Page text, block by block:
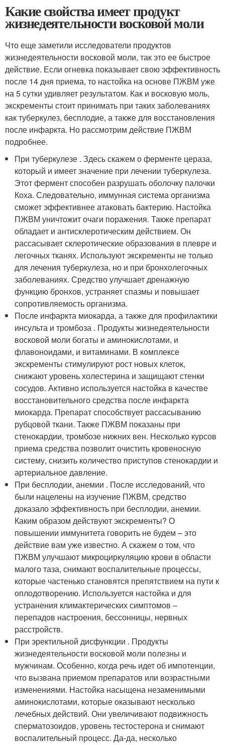
Какие свойства имеет продукт
жизнедеятельности восковой моли
Что еще заметили исследователи продуктов
жизнедеятельности восковой моли, так это ее быстрое
действие. Если огневка показывает свою эффективность
после 14 дня приема, то настойка на основе ПЖВМ уже
на 5 сутки удивляет результатом. Как и восковую моль,
экскременты стоит принимать при таких заболеваниях
как туберкулез, бесплодие, а также для восстановления
после инфаркта. Но рассмотрим действие ПЖВМ
подробнее.
При туберкулезе . Здесь скажем о ферменте цераза,
который и имеет значение при лечении туберкулеза.
Этот фермент способен разрушать оболочку палочки
Коха. Следовательно, иммунная система организма
сможет эффективнее атаковать бактерию. Настойка
ПЖВМ уничтожит очаги поражения. Также препарат
обладает и антисклеротическим действием. Он
рассасывает склеротические образования в плевре и
легочных тканях. Используют экскременты не только
для лечения туберкулеза, но и при бронхолегочных
заболеваниях. Средство улучшает дренажную
функцию бронхов, устраняет спазмы и повышает
сопротивляемость организма.
После инфаркта миокарда, а также для профилактики
инсульта и тромбоза . Продукты жизнедеятельности
восковой моли богаты и аминокислотами, и
флавоноидами, и витаминами. В комплексе
экскременты стимулируют рост новых клеток,
снижают уровень холестерина и защищают стенки
сосудов. Активно используется настойка в качестве
восстановительного средства после инфаркта
миокарда. Препарат способствует рассасыванию
рубцовой ткани. Также ПЖВМ показаны при
стенокардии, тромбозе нижних вен. Несколько курсов
приема средства позволит очистить кровеносную
систему, снизить количество приступов стенокардии и
артериальное давление.
При бесплодии, анемии . После исследований, что
были нацелены на изучение ПЖВМ, средство
доказало эффективность при бесплодии, анемии.
Каким образом действуют экскременты? О
повышении иммунитета говорить не будем – это
действие вам уже известно. А скажем о том, что
ПЖВМ улучшают микроциркуляцию крови в области
малого таза, снимают воспалительные процессы,
которые частенько становятся препятствием на пути к
оплодотворению. Используется настойка и для
устранения климактерических симптомов –
перепадов настроения, бессонницы, нервных
расстройств.
При эректильной дисфункции . Продукты
жизнедеятельности восковой моли полезны и
мужчинам. Особенно, когда речь идет об импотенции,
что вызвана приемом препаратов или возрастными
изменениями. Настойка насыщена незаменимыми
аминокислотами, которые оказывают несколько
лечебных действий. Они увеличивают подвижность
сперматозоидов, уровень тестостерона и снимают
воспалительный процесс. Да-да, несколько